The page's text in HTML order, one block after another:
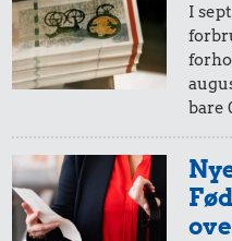
I
bare